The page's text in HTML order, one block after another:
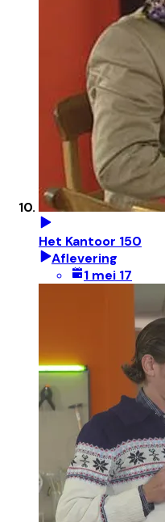
Het Kantoor 150
Aflevering
1 mei 17